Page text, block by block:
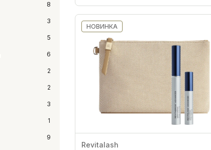
8
3
5
6
2
2
3
1
9
НОВИНКА
Revitalash